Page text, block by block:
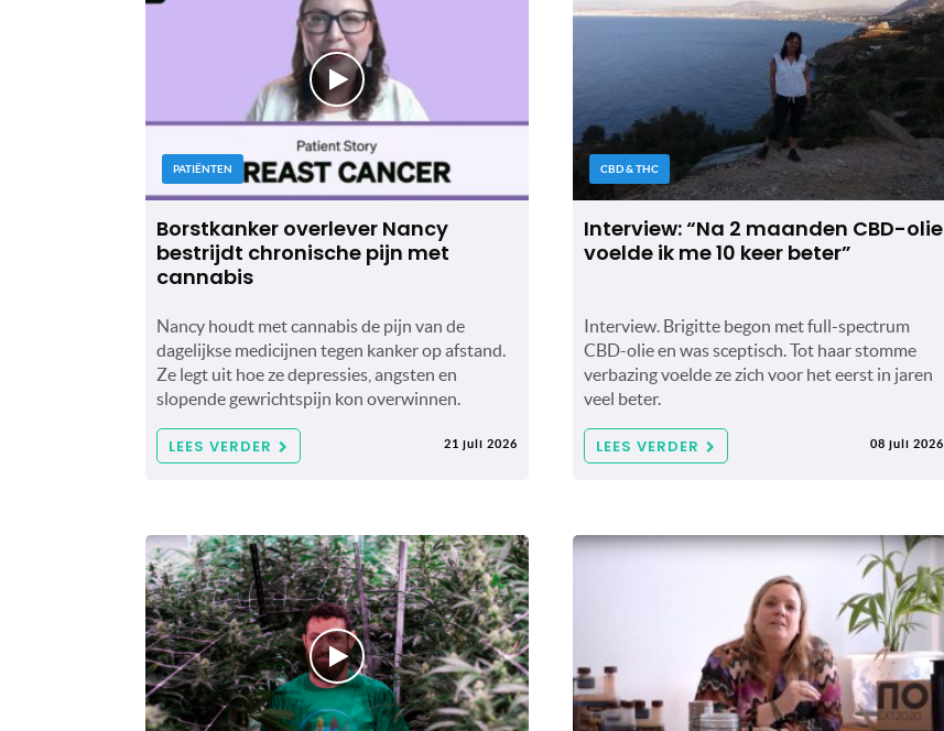
PATIËNTEN
Borstkanker overlever Nancy
bestrijdt chronische pijn met
cannabis
Nancy houdt met cannabis de pijn van de
dagelijkse medicijnen tegen kanker op afstand.
Ze legt uit hoe ze depressies, angsten en
slopende gewrichtspijn kon overwinnen.
LEES VERDER 21 juli 2026
CBD & THC
Interview: “Na 2 maanden CBD-olie
voelde ik me 10 keer beter”
Interview. Brigitte begon met full-spectrum
CBD-olie en was sceptisch. Tot haar stomme
verbazing voelde ze zich voor het eerst in jaren
veel beter.
LEES VERDER 08 juli 2026